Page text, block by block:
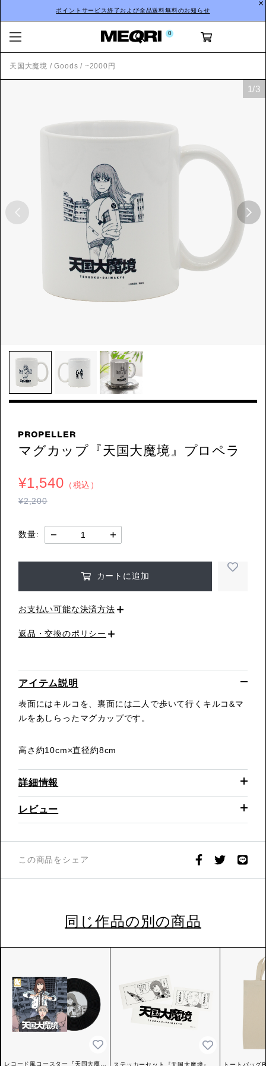
ポイントサービス終了および全品送料無料のお知らせ
0
天国大魔境 /Goods / ~2000円
マグカップ『天国大魔境』プロペラ
¥1,540 （税込）
¥2,200
数量:
カートに追加
お支払い可能な決済方法
返品・交換のポリシー
アイテム説明
表面にはキルコを、裏面には二人で歩いて行くキルコ&マ
ルをあしらったマグカップです。
高さ約10cm×直径約8cm
詳細情報
レビュー
この商品をシェア
1/3
同じ作品の別の商品
レコード風コースター『天国大魔 ステッカーセット『天国大魔境』プ トートバッグ